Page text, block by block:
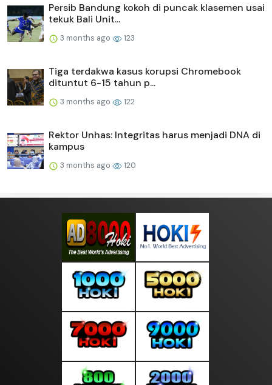
Persib Bandung kokoh di puncak klasemen usai
tekuk Bali Unit...
3 months ago 123
Tiga terdakwa kasus korupsi Chromebook
dituntut 6-15 tahun p...
3 months ago 122
Rektor Unhas: Integritas harus menjadi DNA di
kampus
3 months ago 120